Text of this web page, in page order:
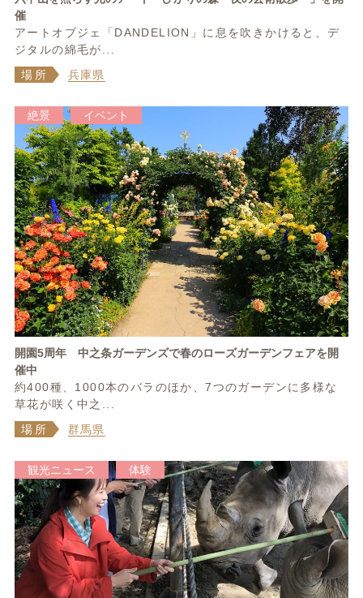
催
アートオブジェ「DANDELION」に息を吹きかけると、デ
ジタルの綿毛が...
場所
兵庫県
絶景 イベント
開園5周年 中之条ガーデンズで春のローズガーデンフェアを開
催中
約400種、1000本のバラのほか、7つのガーデンに多様な
草花が咲く中之...
場所
群馬県
観光ニュース 体験